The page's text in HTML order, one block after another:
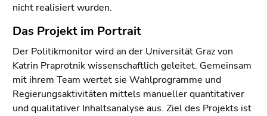
nicht realisiert wurden.
Das Projekt im Portrait
Der Politikmonitor wird an der Universität Graz von
Katrin Praprotnik wissenschaftlich geleitet. Gemeinsam
mit ihrem Team wertet sie Wahlprogramme und
Regierungsaktivitäten mittels manueller quantitativer
und qualitativer Inhaltsanalyse aus. Ziel des Projekts ist